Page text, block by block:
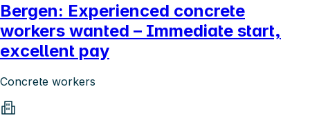
Bergen: Experienced concrete
workers wanted – Immediate start,
excellent pay
Concrete workers